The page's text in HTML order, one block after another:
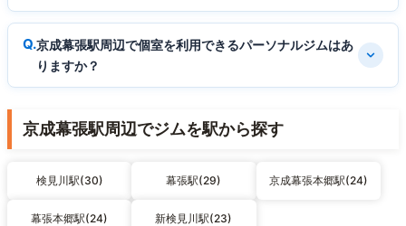
京成幕張駅周辺で個室を利用できるパーソナルジムはあ
りますか？
京成幕張駅周辺でジムを駅から探す
検見川駅(30) 幕張駅(29) 京成幕張本郷駅(24)
幕張本郷駅(24) 新検見川駅(23)